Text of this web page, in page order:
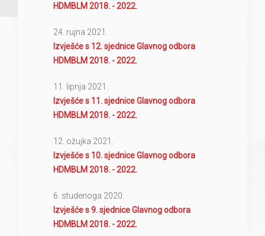
HDMBLM 2018. - 2022.
24. rujna 2021.
Izvješće s 12. sjednice Glavnog odbora
HDMBLM 2018. - 2022.
11. lipnja 2021.
Izvješće s 11. sjednice Glavnog odbora
HDMBLM 2018. - 2022.
12. ožujka 2021.
Izvješće s 10. sjednice Glavnog odbora
HDMBLM 2018. - 2022.
6. studenoga 2020.
Izvješće s 9. sjednice Glavnog odbora
HDMBLM 2018. - 2022.